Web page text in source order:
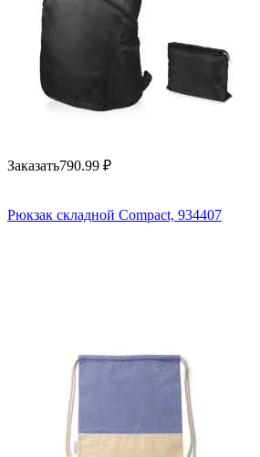
Заказать790.99 ₽
Рюкзак складной Compact, 934407